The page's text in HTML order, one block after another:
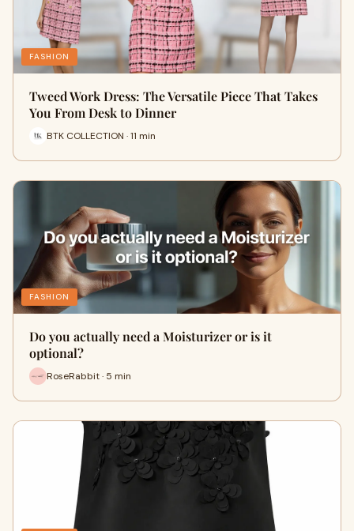
FASHION
Tweed Work Dress: The Versatile Piece That Takes
You From Desk to Dinner
BTK COLLECTION · 11 min
FASHION
Do you actually need a Moisturizer or is it
optional?
RoseRabbit · 5 min